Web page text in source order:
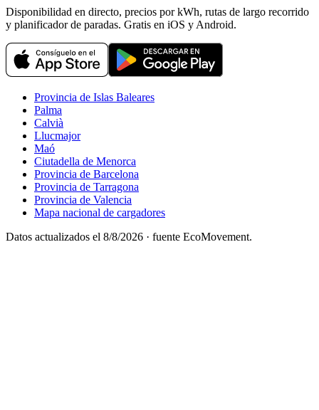
Disponibilidad en directo, precios por kWh, rutas de largo recorrido
y planificador de paradas. Gratis en iOS y Android.
Provincia de Islas Baleares
Palma
Calvià
Llucmajor
Maó
Ciutadella de Menorca
Provincia de Barcelona
Provincia de Tarragona
Provincia de Valencia
Mapa nacional de cargadores
Datos actualizados el 8/8/2026 · fuente EcoMovement.